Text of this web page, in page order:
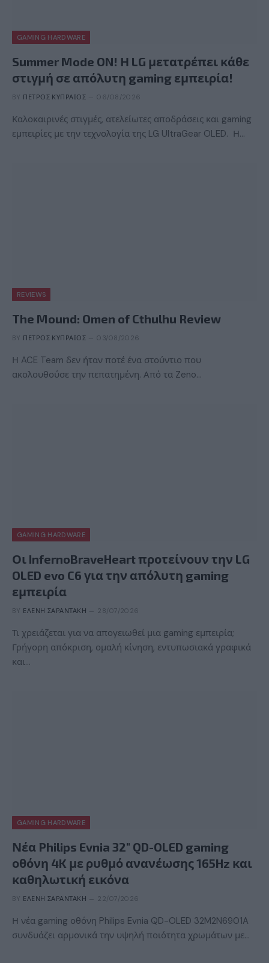
GAMING HARDWARE
Summer Mode ON! Η LG μετατρέπει κάθε
στιγμή σε απόλυτη gaming εμπειρία!
BY ΠΈΤΡΟΣ ΚΥΠΡΑΊΟΣ 06/08/2026
Καλοκαιρινές στιγμές, ατελείωτες αποδράσεις και gaming
εμπειρίες με την τεχνολογία της LG UltraGear OLED. Η…
REVIEWS
The Mound: Omen of Cthulhu Review
BY ΠΈΤΡΟΣ ΚΥΠΡΑΊΟΣ 03/08/2026
Η ACE Team δεν ήταν ποτέ ένα στούντιο που
ακολουθούσε την πεπατημένη. Από τα Zeno…
GAMING HARDWARE
Οι InfernoBraveHeart προτείνουν την LG
OLED evo C6 για την απόλυτη gaming
εμπειρία
BY ΕΛΈΝΗ ΣΑΡΑΝΤΆΚΗ 28/07/2026
Τι χρειάζεται για να απογειωθεί μια gaming εμπειρία;
Γρήγορη απόκριση, ομαλή κίνηση, εντυπωσιακά γραφικά
και…
GAMING HARDWARE
Νέα Philips Evnia 32″ QD-OLED gaming
οθόνη 4K με ρυθμό ανανέωσης 165Hz και
καθηλωτική εικόνα
BY ΕΛΈΝΗ ΣΑΡΑΝΤΆΚΗ 22/07/2026
Η νέα gaming οθόνη Philips Evnia QD-OLED 32M2N6901A
συνδυάζει αρμονικά την υψηλή ποιότητα χρωμάτων με…